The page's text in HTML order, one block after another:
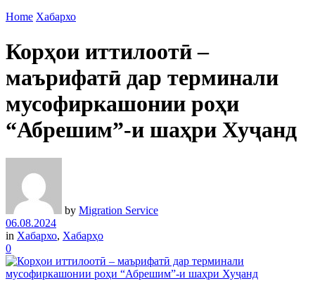
Home Хабархо
Корҳои иттилоотӣ –
маърифатӣ дар терминали
мусофиркашонии роҳи
“Абрешим”-и шаҳри Хуҷанд
by Migration Service
06.08.2024
in Хабархо, Хабарҳо
0